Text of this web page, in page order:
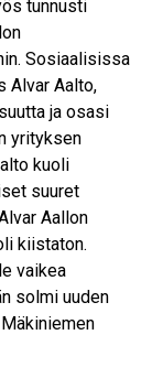
tunnusti
Sosiaalisissa
Alvar Aalto,
ja osasi
yrityksen
kuoli
suuret
Aallon
kiistaton.
vaikea
solmi uuden